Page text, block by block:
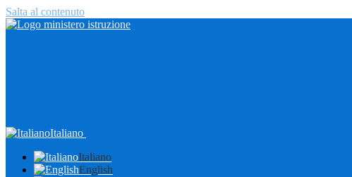
Salta al contenuto
Italiano
Italiano
English